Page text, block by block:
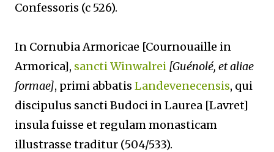
Confessoris (c 526).
In Cornubia Armoricae [Cournouaille in
Armorica], sancti Winwalrei [Guénolé, et aliae
formae], primi abbatis Landevenecensis, qui
discipulus sancti Budoci in Laurea [Lavret]
insula fuisse et regulam monasticam
illustrasse traditur (504/533).